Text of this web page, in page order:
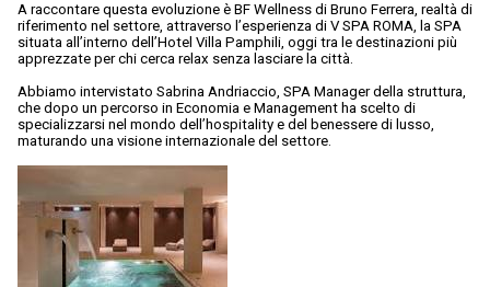
A raccontare questa evoluzione è BF Wellness di Bruno Ferrera, realtà di
riferimento nel settore, attraverso l’esperienza di V SPA ROMA, la SPA
situata all’interno dell’Hotel Villa Pamphili, oggi tra le destinazioni più
apprezzate per chi cerca relax senza lasciare la città.
Abbiamo intervistato Sabrina Andriaccio, SPA Manager della struttura,
che dopo un percorso in Economia e Management ha scelto di
specializzarsi nel mondo dell’hospitality e del benessere di lusso,
maturando una visione internazionale del settore.